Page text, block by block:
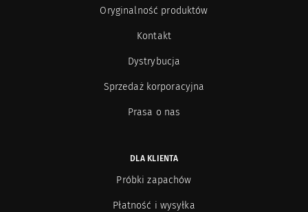
Oryginalność produktów
Kontakt
Dystrybucja
Sprzedaż korporacyjna
Prasa o nas
DLA KLIENTA
Próbki zapachów
Płatność i wysyłka